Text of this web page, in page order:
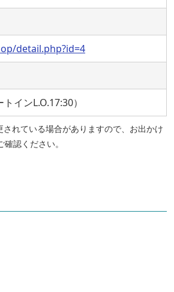
detail.php?id=4
インL.O.17:30）
れている場合がありますので、お出かけ
認ください。